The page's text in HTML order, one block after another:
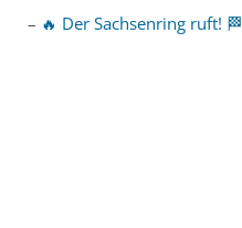
🔥 Der Sachsenring ruft! 🏁